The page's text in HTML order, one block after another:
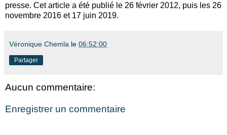
presse. Cet article a été publié le 26 février 2012, puis les 26
novembre 2016 et 17 juin 2019.
Véronique Chemla le 06:52:00
Partager
Aucun commentaire:
Enregistrer un commentaire